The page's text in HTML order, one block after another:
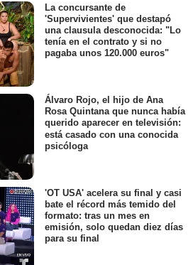
La concursante de
'Supervivientes' que destapó
una clausula desconocida: "Lo
tenía en el contrato y si no
pagaba unos 120.000 euros"
Álvaro Rojo, el hijo de Ana
Rosa Quintana que nunca había
querido aparecer en televisión:
está casado con una conocida
psicóloga
'OT USA' acelera su final y casi
bate el récord más temido del
formato: tras un mes en
emisión, solo quedan diez días
para su final